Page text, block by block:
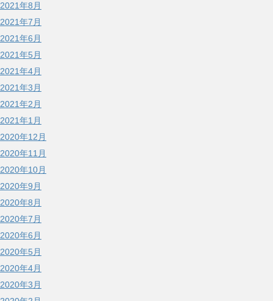
2021年8月
2021年7月
2021年6月
2021年5月
2021年4月
2021年3月
2021年2月
2021年1月
2020年12月
2020年11月
2020年10月
2020年9月
2020年8月
2020年7月
2020年6月
2020年5月
2020年4月
2020年3月